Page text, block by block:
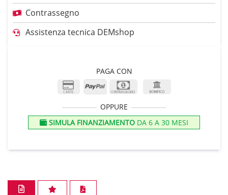
Contrassegno
Assistenza tecnica DEMshop
PAGA CON
OPPURE
SIMULA FINANZIAMENTO DA 6 A 30 MESI